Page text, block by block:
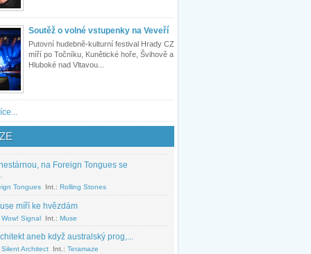
Soutěž o volné vstupenky na Veveří
Putovní hudebně-kulturní festival Hrady CZ
míří po Točníku, Kunětické hoře, Švihově a
Hluboké nad Vltavou...
na Foreign Tongues se
Tongues Int.: Rolling Stones
míří ke hvězdám
Signal Int.: Muse
aneb když australský prog,...
Architect Int.: Teramaze